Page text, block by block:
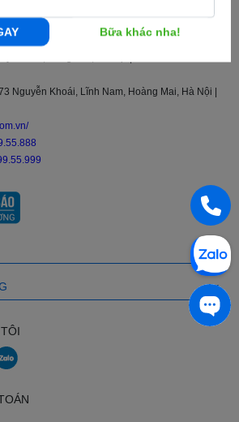
đường số 23, khu đô thị Thành Phố Giao Lưu,
Hà Nội |
Xem bản đồ đường đi
Nguyễn Khoái, Lĩnh Nam, Hoàng Mai, Hà Nội |
Bữa khác nha!